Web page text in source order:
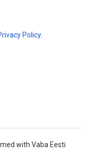
Policy.
with Vaba Eesti